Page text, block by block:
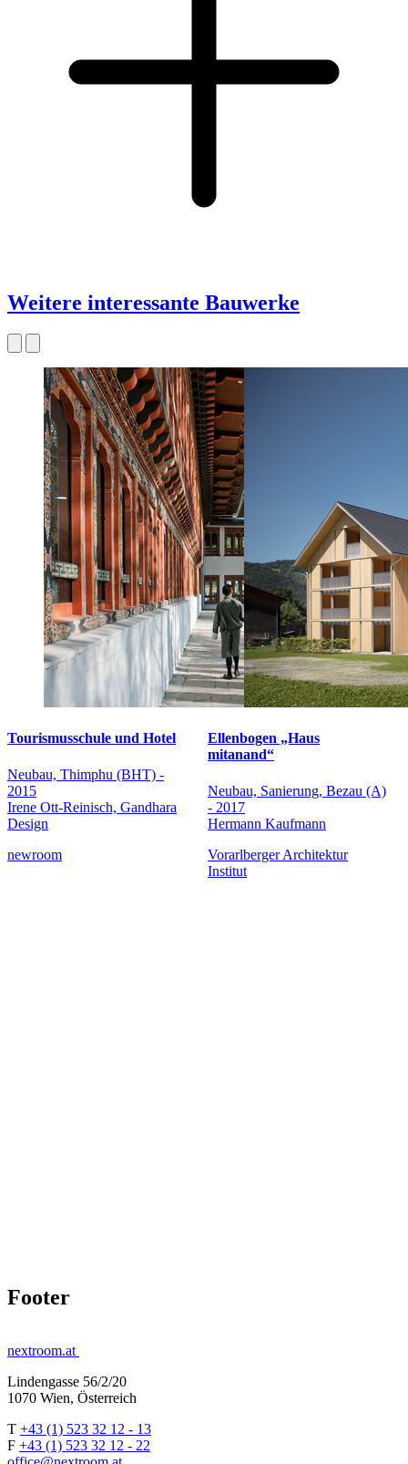
Weitere interessante Bauwerke
Tourismusschule und Hotel
Neubau, Thimphu (BHT) -
2015
Irene Ott-Reinisch, Gandhara
Design
newroom
Ellenbogen „Haus
mitanand“
Neubau, Sanierung, Bezau (A)
- 2017
Hermann Kaufmann
Vorarlberger Architektur
Institut
Footer
nextroom.at
Lindengasse 56/2/20
1070 Wien, Österreich
T +43 (1) 523 32 12 - 13
F +43 (1) 523 32 12 - 22